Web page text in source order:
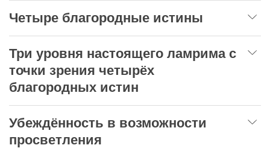
Четыре благородные истины
Три уровня настоящего ламрима с
точки зрения четырёх
благородных истин
Убеждённость в возможности
просветления